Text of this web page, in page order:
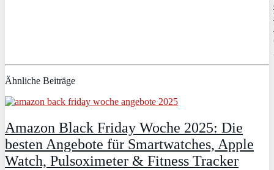
Ähnliche Beiträge
Amazon Black Friday Woche 2025: Die
besten Angebote für Smartwatches, Apple
Watch, Pulsoximeter & Fitness Tracker